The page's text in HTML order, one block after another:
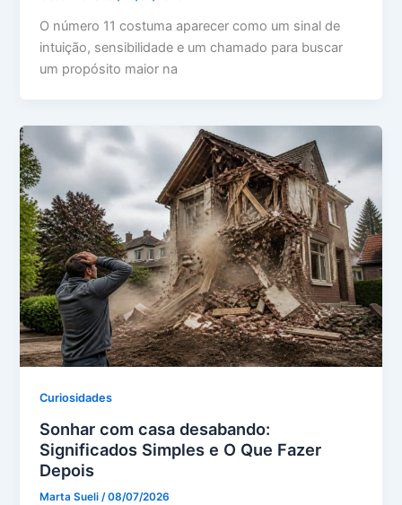
O número 11 costuma aparecer como um sinal de
intuição, sensibilidade e um chamado para buscar
um propósito maior na
Curiosidades
Sonhar com casa desabando:
Significados Simples e O Que Fazer
Depois
Marta Sueli/08/07/2026